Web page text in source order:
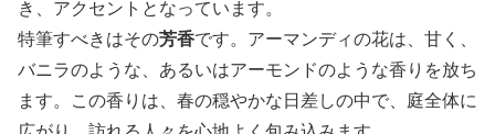
き、アクセントとなっています。
特筆すべきはその芳香です。アーマンディの花は、甘く、
バニラのような、あるいはアーモンドのような香りを放ち
ます。この香りは、春の穏やかな日差しの中で、庭全体に